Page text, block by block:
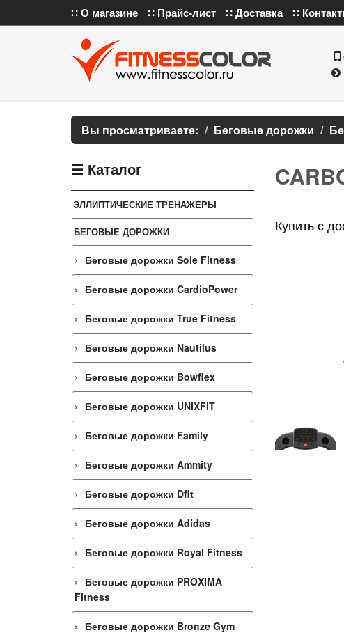
∷ О магазине ∷ Прайс-лист ∷ Доставка ∷
Вы просматриваете: Беговые дорожки
☰ Каталог
ЭЛЛИПТИЧЕСКИЕ ТРЕНАЖЕРЫ
БЕГОВЫЕ ДОРОЖКИ
Беговые дорожки Sole Fitness
Беговые дорожки CardioPower
Беговые дорожки True Fitness
Беговые дорожки Nautilus
Беговые дорожки Bowflex
Беговые дорожки UNIXFIT
Беговые дорожки Family
Беговые дорожки Ammity
Беговые дорожки Dfit
Беговые дорожки Adidas
Беговые дорожки Royal Fitness
Беговые дорожки PROXIMA
Fitness
Беговые дорожки Bronze Gym
Купить с